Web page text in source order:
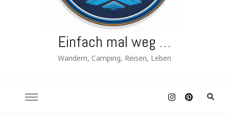
Einfach mal weg …
Wandern, Camping, Reisen, Leben